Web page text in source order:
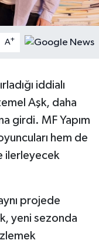
A+
iddialı
Aşk, daha
girdi. MF Yapım
hem de
ilerleyecek
projede
yeni sezonda